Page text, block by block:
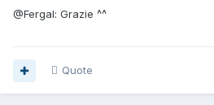
@Fergal: Grazie ^^
Quote